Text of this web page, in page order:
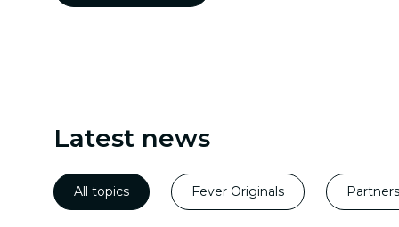
Latest news
All topics Fever Originals Partners